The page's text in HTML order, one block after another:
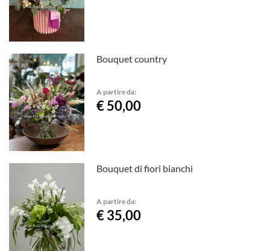
Bouquet country
A partire da:
€ 50,00
Bouquet di fiori bianchi
A partire da:
€ 35,00